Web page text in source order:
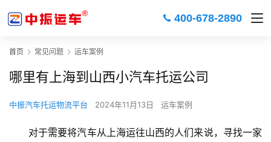
400-678-2890
首页 常见问题 运车案例
哪里有上海到山西小汽车托运公司
中振汽车托运物流平台 2024年11月13日 运车案例
对于需要将汽车从上海运往山西的人们来说，寻找一家